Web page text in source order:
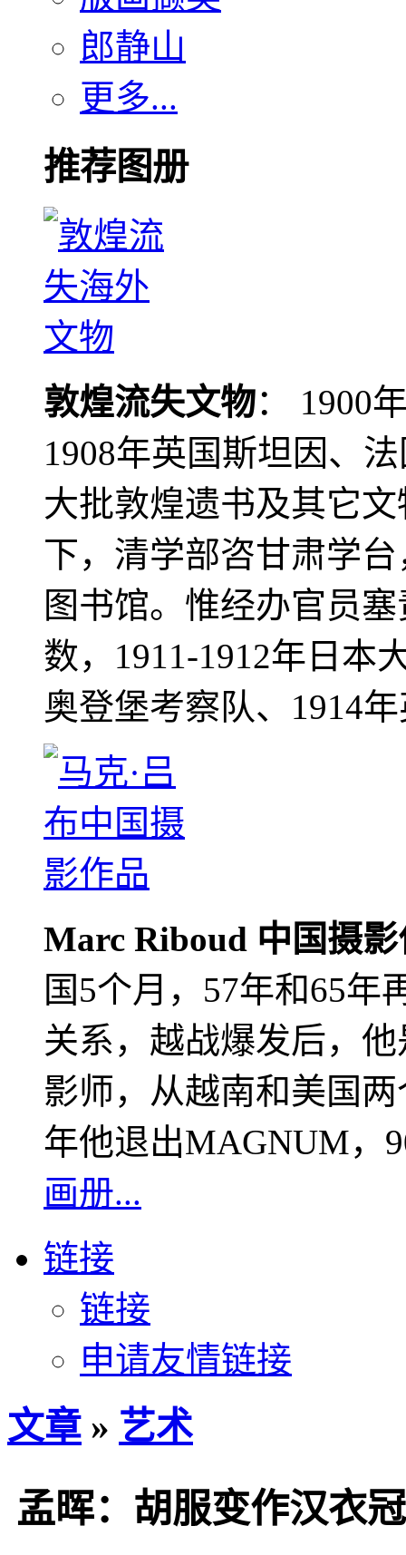
郎静山
更多...
推荐图册
敦煌流失文物： 1900
1908年英国斯坦因、
大批敦煌遗书及其它
下，清学部咨甘肃学
图书馆。惟经办官员
数，1911-1912年日本
奥登堡考察队、1914
Marc Riboud 中国摄
国5个月，57年和65年
关系，越战爆发后，
影师，从越南和美国
年他退出MAGNUM，
画册...
链接
链接
申请友情链接
文章 » 艺术
孟晖：胡服变作汉衣冠